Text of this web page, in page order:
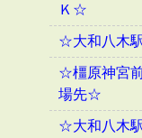
Ｋ☆
☆大和八木
☆橿原神宮
場先☆
☆大和八木